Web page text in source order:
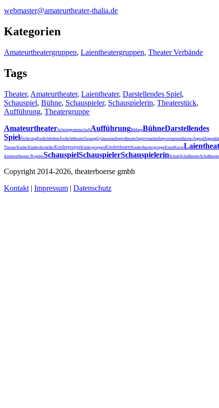
webmaster@amateurtheater-thalia.de
Kategorien
Amateurtheatergruppen, Laientheatergruppen, Theater Verbände
Tags
Theater, Amateurtheater, Laientheater, Darstellendes Spiel,
Schauspiel, Bühne, Schauspieler, Schauspielerin, Theaterstück,
Aufführung, Theatergruppe
AmateurtheaterArbeitsgemeinschaftAufführungBildungBühneDarstellendes
SpielFörderungFreilichtbühneFreilichttheaterGesangGymnasiumImprotheaterImprovisationImprovisationstheaterJugend
TheaterKinderKinderdarstellerKindergruppeKindergruppenKindertheaterKindertheatergruppeKunstKurse
Amateurtheater.ProjekteSchauspielSchauspielerSchauspielerinSchuleSchultheater
Copyright 2014-2026, theaterboerse gmbh
Kontakt | Impressum | Datenschutz